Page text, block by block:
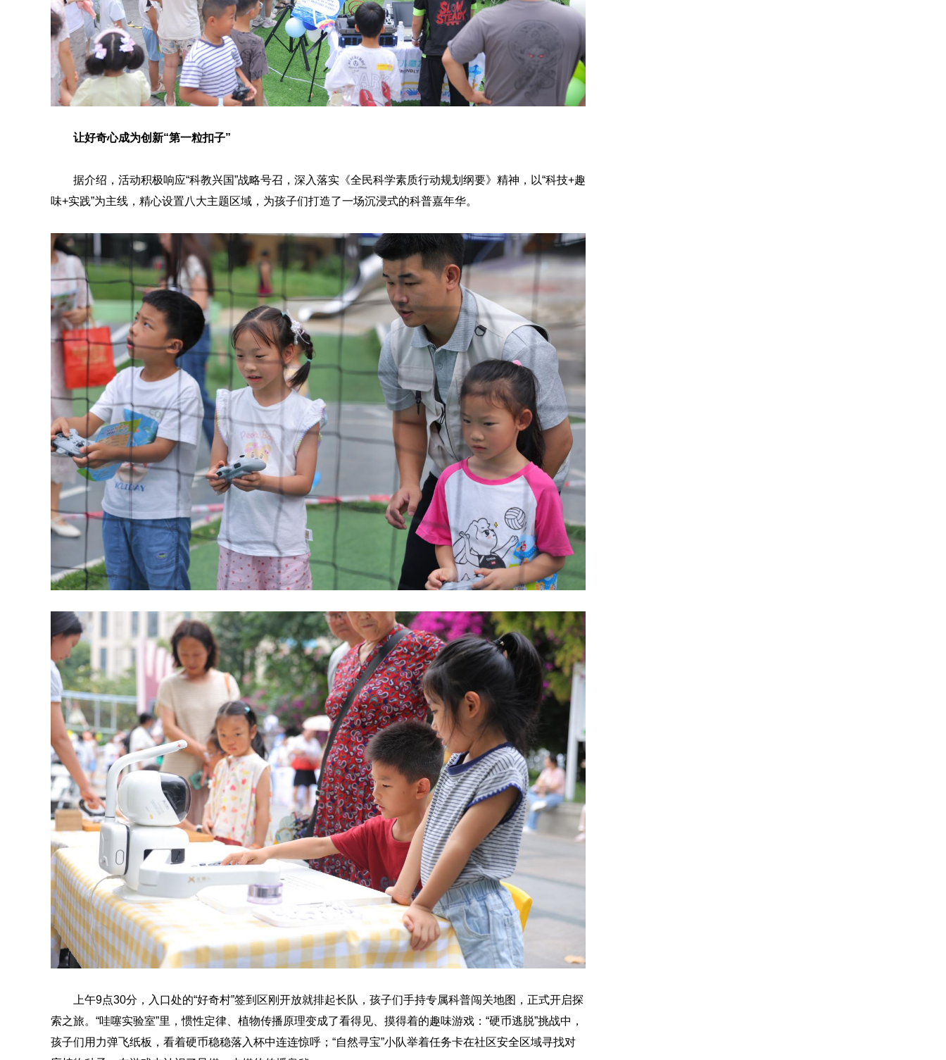
让好奇心成为创新“第一粒扣子”
据介绍，活动积极响应“科教兴国”战略号召，深入落实《全民科学素质行动规划纲要》精神，以“科技+趣
味+实践”为主线，精心设置八大主题区域，为孩子们打造了一场沉浸式的科普嘉年华。
上午9点30分，入口处的“好奇村”签到区刚开放就排起长队，孩子们手持专属科普闯关地图，正式开启探
索之旅。“哇噻实验室”里，惯性定律、植物传播原理变成了看得见、摸得着的趣味游戏：“硬币逃脱”挑战中，
孩子们用力弹飞纸板，看着硬币稳稳落入杯中连连惊呼；“自然寻宝”小队举着任务卡在社区安全区域寻找对